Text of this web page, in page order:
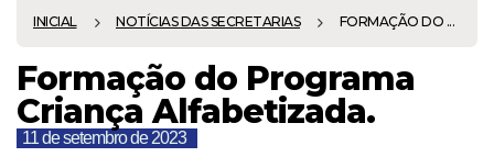
INICIAL NOTÍCIAS DAS SECRETARIAS FORMAÇÃO DO ...
Formação do Programa
Criança Alfabetizada.
11 de setembro de 2023